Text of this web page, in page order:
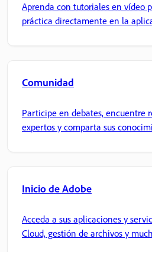
Aprenda con tutoriales en vídeo
práctica directamente en la
Comunidad
Participe en debates, encuentre
expertos y comparta sus
Inicio de Adobe
Acceda a sus aplicaciones y
Cloud, gestión de archivos y